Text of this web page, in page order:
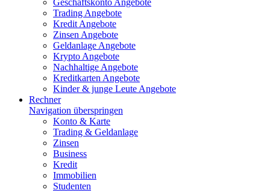
Geschäftskonto Angebote
Trading Angebote
Kredit Angebote
Zinsen Angebote
Geldanlage Angebote
Krypto Angebote
Nachhaltige Angebote
Kreditkarten Angebote
Kinder & junge Leute Angebote
Rechner
Navigation überspringen
Konto & Karte
Trading & Geldanlage
Zinsen
Business
Kredit
Immobilien
Studenten